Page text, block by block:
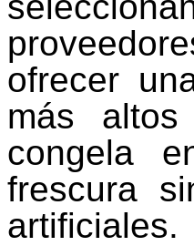
ofrecer
más
congela
frescura
artificiales.